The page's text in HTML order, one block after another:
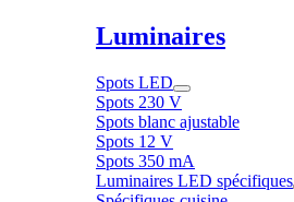
Luminaires
Spots LED
Spots 230 V
Spots blanc ajustable
Spots 12 V
Spots 350 mA
Luminaires LED spécifiques